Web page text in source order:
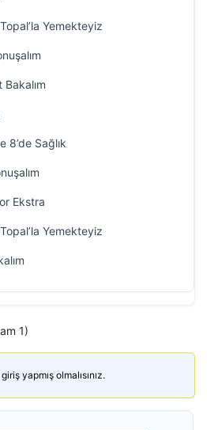
Yemekteyiz
8’de Sağlık
Ekstra
Yemekteyiz
1)
yapmış olmalısınız.